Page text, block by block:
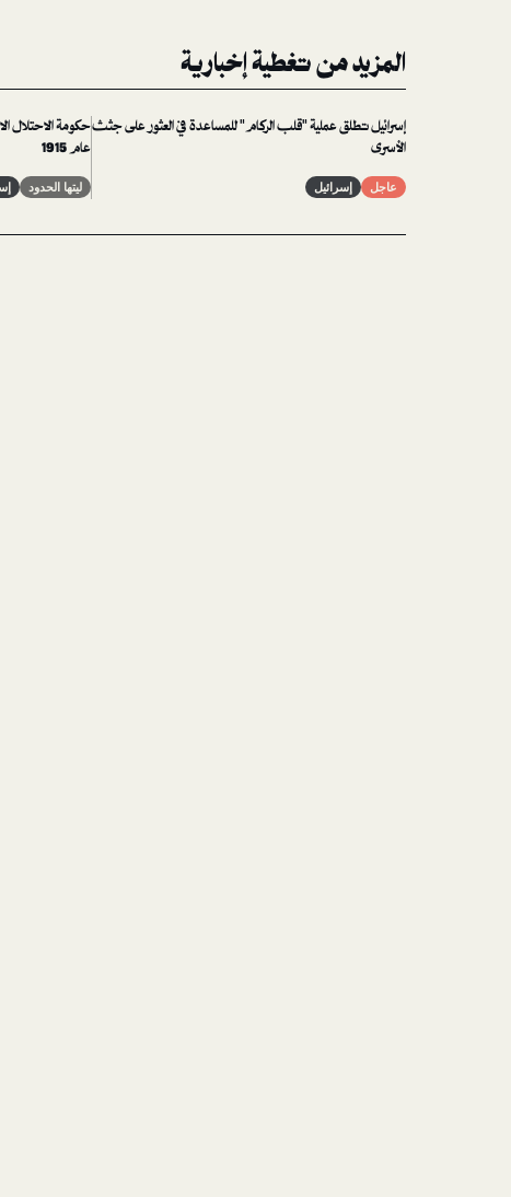
المزيد من تغطية إخبارية
إسرائيل تطلق عملية "قلب الركام" للمساعدة في العثور على جثث
الأسرى
عاجل إسرائيل
حكومة الاحتلال
عام 1915
ليتها الحدود